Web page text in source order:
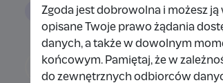
Wpłacający/a
Wpłata anonimowa
Zgoda jest dobrowolna i możesz ją
opisane Twoje prawo żądania
danych, a także w dowolnym
końcowym. Pamiętaj, że w
do zewnętrznych odbiorców